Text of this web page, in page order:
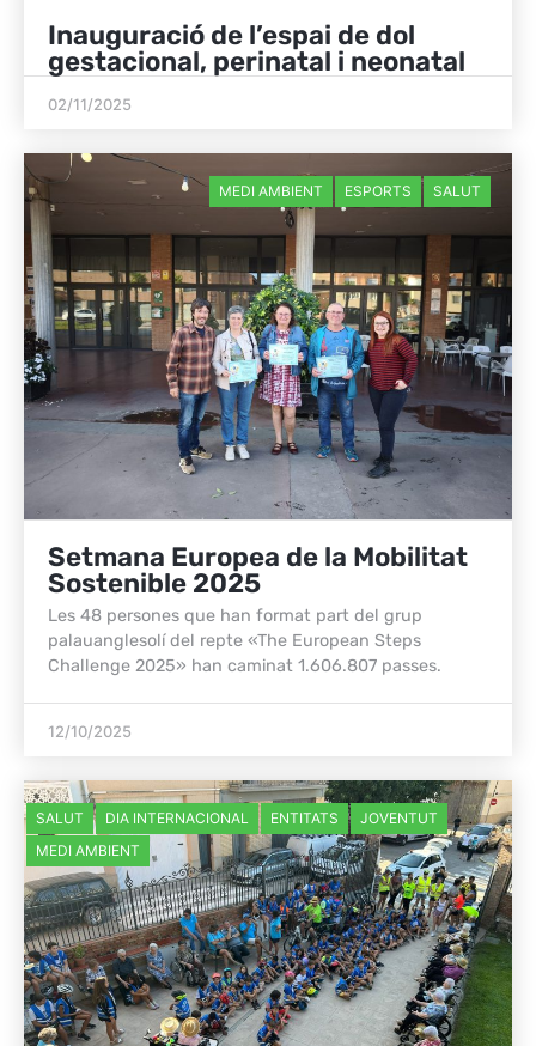
Inauguració de l’espai de dol
gestacional, perinatal i neonatal
02/11/2025
MEDI AMBIENT ESPORTS SALUT
Setmana Europea de la Mobilitat
Sostenible 2025
Les 48 persones que han format part del grup
palauanglesolí del repte «The European Steps
Challenge 2025» han caminat 1.606.807 passes.
12/10/2025
SALUT DIA INTERNACIONAL ENTITATS
JOVENTUT
MEDI AMBIENT